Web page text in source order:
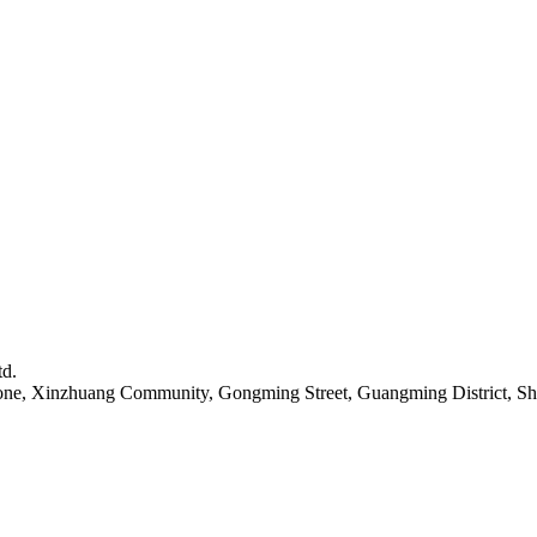
Xinzhuang Community, Gongming Street, Guangming District,